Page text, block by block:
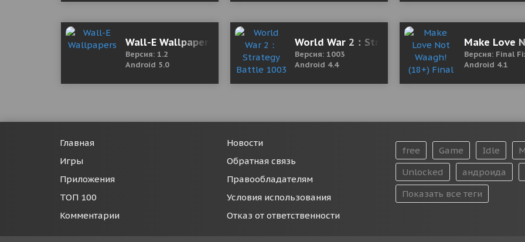
Wall-E Wallpapers
Версия: 1.2
Android 5.0
World War 2：Strategy Battle 1003 Mod
Версия: 1003
Android 4.4
Make Love
Версия: Final
Android 4.1
Главная
Игры
Приложения
ТОП 100
Комментарии
Новости
Обратная связь
Правообладателям
Условия использования
Отказ от ответственности
free Game Idle
Unlocked
андроида
Показать все теги